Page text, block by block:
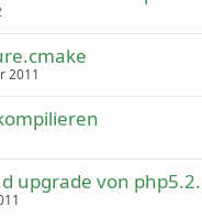
2011
upgrade von